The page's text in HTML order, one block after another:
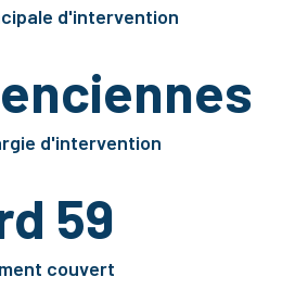
d'intervention
d'intervention
59
couvert